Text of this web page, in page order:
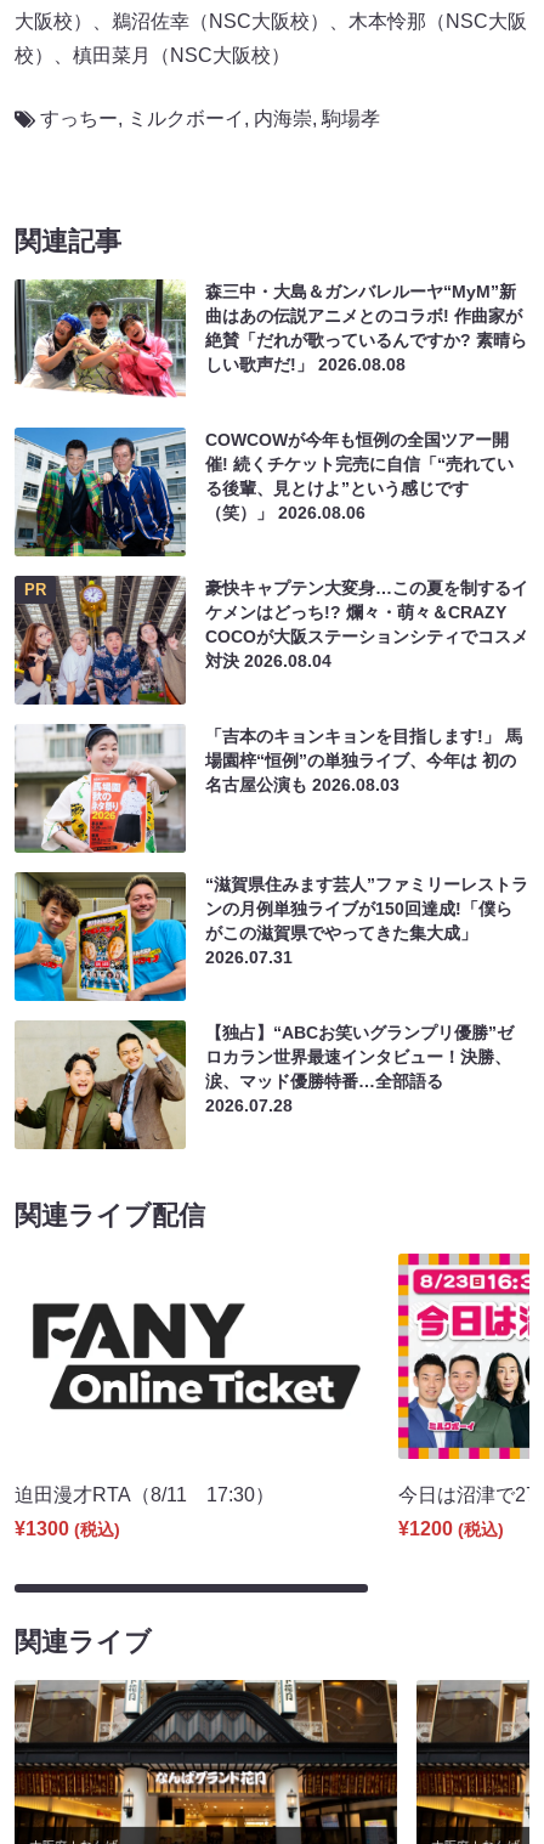
大阪校）、鵜沼佐幸（NSC大阪校）、木本怜那（NSC大阪
校）、槙田菜月（NSC大阪校）
すっちー, ミルクボーイ , 内海崇, 駒場孝
関連記事
森三中・大島＆ガンバレルーヤ“MyM”新
曲はあの伝説アニメとのコラボ! 作曲家が
絶賛「だれが歌っているんですか? 素晴ら
しい歌声だ!」2026.08.08
COWCOWが今年も恒例の全国ツアー開
催! 続くチケット完売に自信「“売れてい
る後輩、見とけよ”という感じです
（笑）」2026.08.06
PR
豪快キャプテン大変身…この夏を制するイ
ケメンはどっち!? 爛々・萌々＆CRAZY
COCOが大阪ステーションシティでコスメ
対決2026.08.04
「吉本のキョンキョンを目指します!」 馬
場園梓“恒例”の単独ライブ、今年は 初の
名古屋公演も2026.08.03
“滋賀県住みます芸人”ファミリーレストラ
ンの月例単独ライブが150回達成!「僕ら
がこの滋賀県でやってきた集大成」
2026.07.31
【独占】“ABCお笑いグランプリ優勝”ゼ
ロカラン世界最速インタビュー！決勝、
涙、マッド優勝特番…全部語る
2026.07.28
関連ライブ配信
迫田漫才RTA（8/11 17:30）
¥1300 (税込)
今日は沼津で
¥1200 (税込)
関連ライブ